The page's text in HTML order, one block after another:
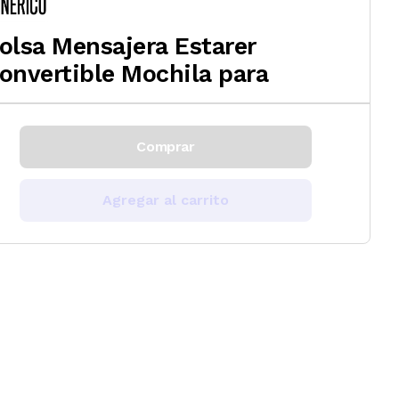
Mensajera Estarer
Mochila para
Comprar
Agregar al carrito